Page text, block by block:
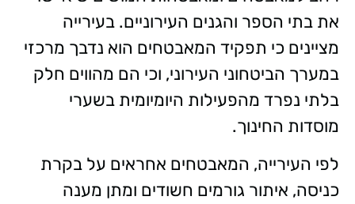
את בתי הספר והגנים העירוניים. בעירייה
מציינים כי תפקיד המאבטחים הוא נדבך מרכזי
במערך הביטחוני העירוני, וכי הם מהווים חלק
בלתי נפרד מהפעילות היומיומית בשערי
מוסדות החינוך.
לפי העירייה, המאבטחים אחראים על בקרת
כניסה, איתור גורמים חשודים ומתן מענה